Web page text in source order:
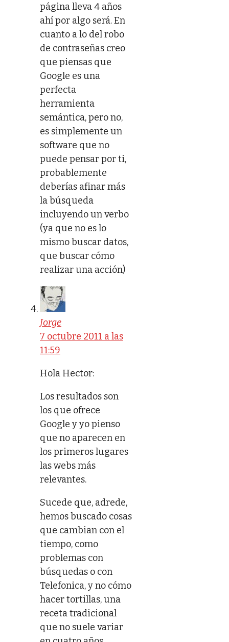
página lleva 4 años
ahí por algo será. En
cuanto a lo del robo
de contraseñas creo
que piensas que
Google es una
perfecta
herramienta
semántica, pero no,
es simplemente un
software que no
puede pensar por ti,
probablemente
deberías afinar más
la búsqueda
incluyendo un verbo
(ya que no es lo
mismo buscar datos,
que buscar cómo
realizar una acción)
Jorge
7 octubre 2011 a las
11:59
Hola Hector:
Los resultados son
los que ofrece
Google y yo pienso
que no aparecen en
los primeros lugares
las webs más
relevantes.
Sucede que, adrede,
hemos buscado cosas
que cambian con el
tiempo, como
problemas con
búsquedas o con
Telefonica, y no cómo
hacer tortillas, una
receta tradicional
que no suele variar